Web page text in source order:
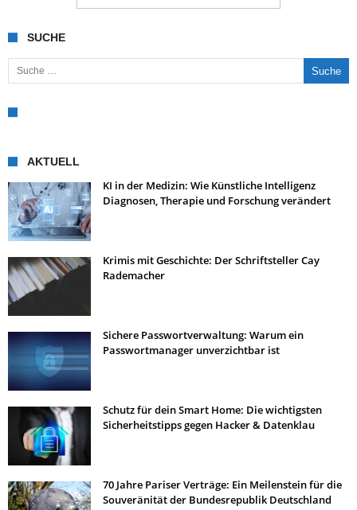
SUCHE
Suche nach:
AKTUELL
KI in der Medizin: Wie Künstliche Intelligenz
Diagnosen, Therapie und Forschung verändert
Krimis mit Geschichte: Der Schriftsteller Cay
Rademacher
Sichere Passwortverwaltung: Warum ein
Passwortmanager unverzichtbar ist
Schutz für dein Smart Home: Die wichtigsten
Sicherheitstipps gegen Hacker & Datenklau
70 Jahre Pariser Verträge: Ein Meilenstein für die
Souveränität der Bundesrepublik Deutschland